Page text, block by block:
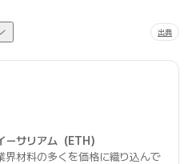
出典
ーサリアム（ETH）
界材料の多くを価格に織り込んで